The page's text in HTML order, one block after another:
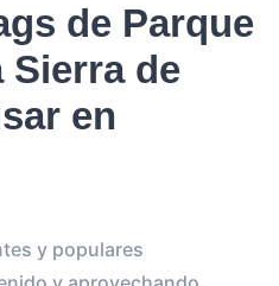
de Parque
Sierra de
en
y populares